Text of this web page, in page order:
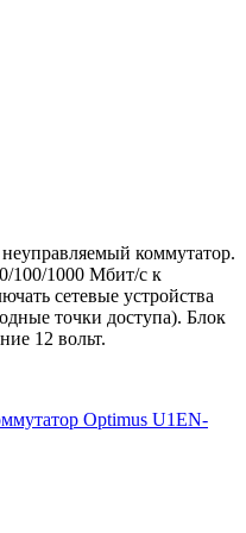
коммутатор.
100/1000 Мбит/с к
сетевые устройства
точки доступа). Блок
12 вольт.
Optimus U1EN-